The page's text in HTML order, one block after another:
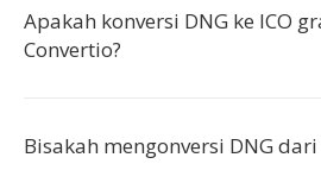
Apakah konversi DNG ke ICO
Convertio?
Bisakah mengonversi DNG dari